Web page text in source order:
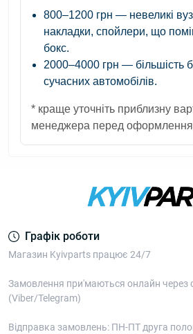
800–1200 грн — невеликі
накладки, спойлери, що
бокс.
2000–4000 грн — більшість
сучасних автомобілів.
* краще уточніть приблизну
менеджера перед
Графік роботи
Магазин Kyivparts працює 24/7
Замовлення при'маються онлайн через
(Viber/Telegram)
Відправка замовлень: ПН-ПТ друга